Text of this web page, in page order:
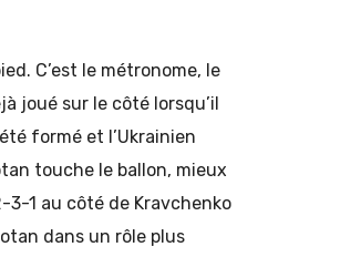
C’est le métronome, le
joué sur le côté lorsqu’il
formé et l’Ukrainien
touche le ballon, mieux
3-1 au côté de Kravchenko
dans un rôle plus